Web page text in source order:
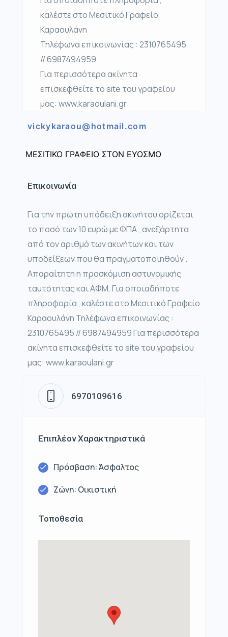
καλέστε στο Μεσιτικό Γραφείο
Καραουλάνη
Τηλέφωνα επικοινωνίας : 2310765495
// 6987494959
Για περισσότερα ακίνητα
επισκεφθείτε το site του γραφείου
μας: www.karaoulani.gr
vickykaraou@hotmail.com
ΜΕΣΙΤΙΚΟ ΓΡΑΦΕΙΟ ΣΤΟΝ ΕΥΟΣΜΟ
Επικοινωνία
Για την πρώτη υπόδειξη ακινήτου ορίζεται
το ποσό των 10 ευρώ με ΦΠΑ , ανεξάρτητα
από τον αριθμό των ακινήτων και των
υποδείξεων που θα πραγματοποιηθούν .
Απαραίτητη η προσκόμιση αστυνομικής
ταυτότητας και ΑΦΜ. Για οποιαδήποτε
πληροφορία , καλέστε στο Μεσιτικό Γραφείο
Καραουλάνη Τηλέφωνα επικοινωνίας :
2310765495 // 6987494959 Για περισσότερα
ακίνητα επισκεφθείτε το site του γραφείου
μας: www.karaoulani.gr
6970109616
Επιπλέον Χαρακτηριστικά
Πρόσβαση: Άσφαλτος
Ζώνη: Οικιστική
Τοποθεσία